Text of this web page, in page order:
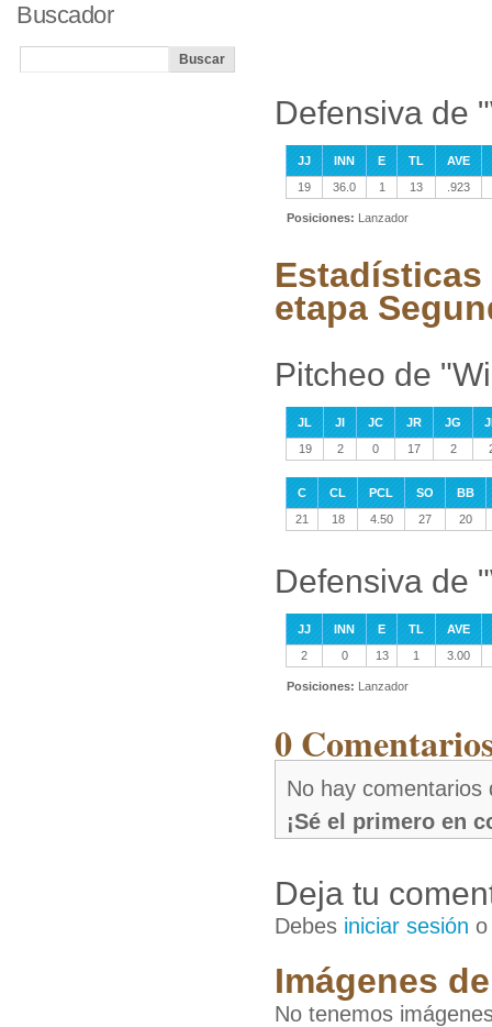
Defensiva de
JJ INN E TL
AVE
19
36.0 1 13 .923
Posiciones: Lanzador
Estadísticas
etapa
Pitcheo de
JL JI JC JR JG
19
2 0 17 2
C CL PCL SO
BB
21
18 4.50 27 20
Defensiva de
JJ INN E TL
AVE
2
0 13 1 3.00
Posiciones: Lanzador
0
No hay comentarios
¡Sé el primero en
Deja tu
Debes iniciar sesión
Imágenes
No tenemos
Buscador